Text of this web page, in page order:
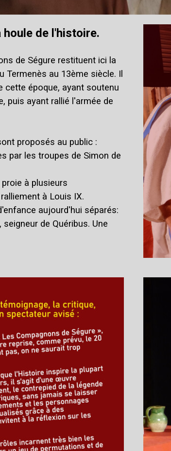
houle de l'histoire.
de Ségure restituent ici la
Termenès au 13ème siècle. Il
cette époque, ayant soutenu
puis ayant rallié l'armée de
proposés au public :
par les troupes de Simon de
à plusieurs
à Louis IX.
aujourd'hui séparés:
de Quéribus. Une